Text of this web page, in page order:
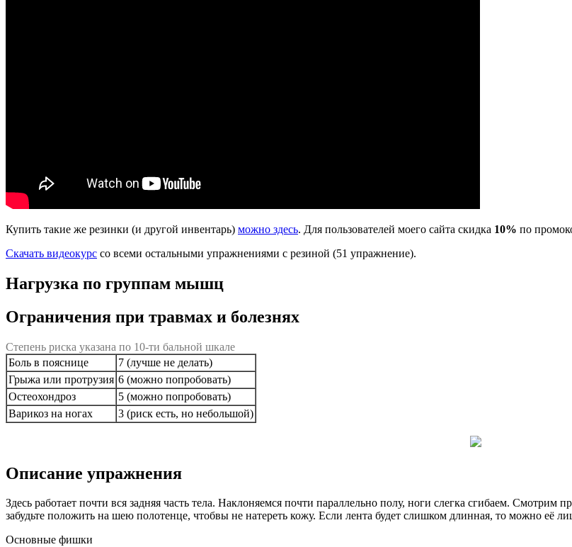
Купить такие же резинки (и другой инвентарь) можно здесь. Для пользователей моего сайта скидка 10% по
Скачать видеокурс со всеми остальными упражнениями с резиной (51 упражнение).
Нагрузка по группам мышц
Ограничения при травмах и болезнях
Степень риска указана по 10-ти бальной шкале
Боль в пояснице
7 (лучше не делать)
Грыжа или протрузия 6 (можно попробовать)
Остеохондроз
5 (можно попробовать)
Варикоз на ногах
3 (риск есть, но небольшой)
Описание упражнения
Здесь работает почти вся задняя часть тела. Наклоняемся почти параллельно полу, ноги слегка сгибаем. Смотрим
забудьте положить на шею полотенце, чтобвы не натереть кожу. Если лента будет слишком длинная, то можно её
Основные фишки